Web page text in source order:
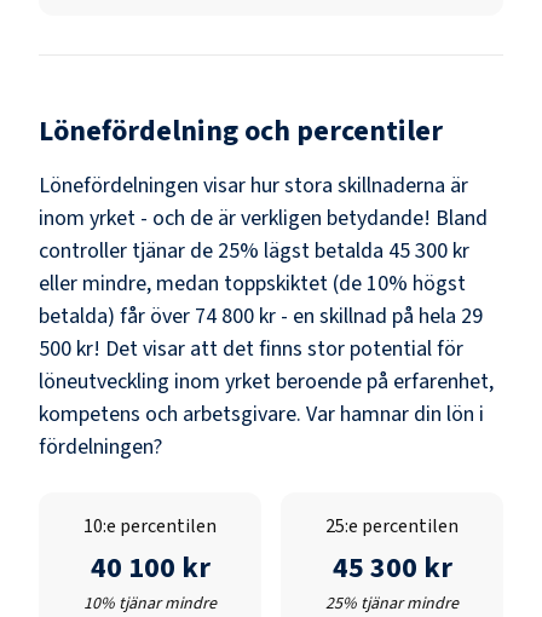
Lönefördelning och percentiler
Lönefördelningen visar hur stora skillnaderna är
inom yrket - och de är verkligen betydande! Bland
controller tjänar de 25% lägst betalda 45 300 kr
eller mindre, medan toppskiktet (de 10% högst
betalda) får över 74 800 kr - en skillnad på hela 29
500 kr! Det visar att det finns stor potential för
löneutveckling inom yrket beroende på erfarenhet,
kompetens och arbetsgivare. Var hamnar din lön i
fördelningen?
10:e percentilen
40 100 kr
10% tjänar mindre
25:e percentilen
45 300 kr
25% tjänar mindre